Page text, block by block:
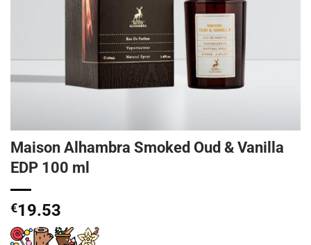
Maison Alhambra Smoked Oud & Vanilla
EDP 100 ml
€19.53